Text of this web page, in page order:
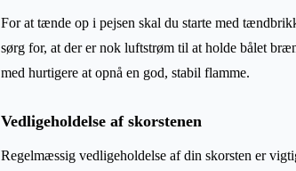
For at tænde op i pejsen skal du starte med
sørg for, at der er nok luftstrøm til at holde bålet
med hurtigere at opnå en god, stabil flamme.
Vedligeholdelse af skorstenen
Regelmæssig vedligeholdelse af din skorsten er